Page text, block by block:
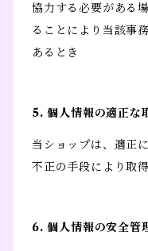
協力する必要がある
ることにより当該事
あるとき
5. 個人情報の適正な
当ショップは、適正
不正の手段により取
6. 個人情報の安全管